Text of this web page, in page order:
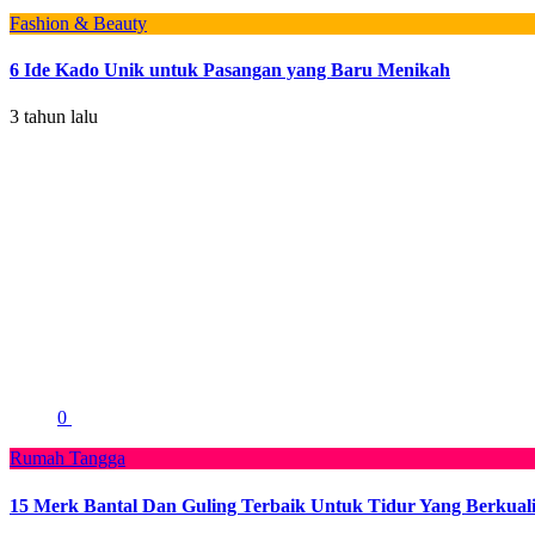
Fashion & Beauty
6 Ide Kado Unik untuk Pasangan yang Baru Menikah
3 tahun lalu
0
Rumah Tangga
15 Merk Bantal Dan Guling Terbaik Untuk Tidur Yang